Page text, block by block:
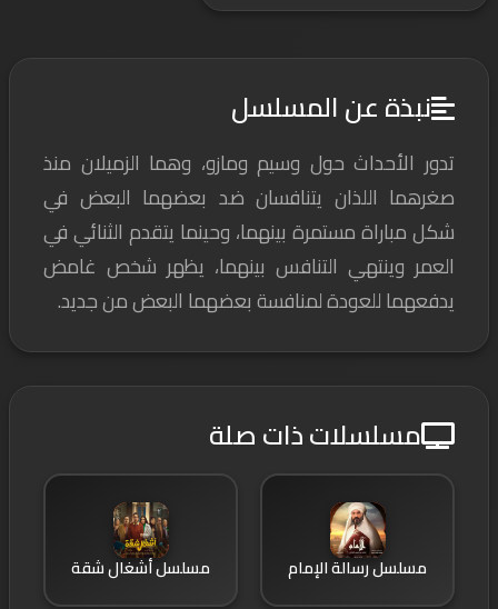
نبذة عن المسلسل
تدور الأحداث حول وسيم ومازو، وهما الزميلان منذ
صغرهما اللذان يتنافسان ضد بعضهما البعض في
شكل مباراة مستمرة بينهما، وحينما يتقدم الثنائي في
العمر وينتهي التنافس بينهما، يظهر شخص غامض
يدفعهما للعودة لمنافسة بعضهما البعض من جديد.
مسلسلات ذات صلة
مسلسل رسالة الإمام مسلسل أشغال شقة